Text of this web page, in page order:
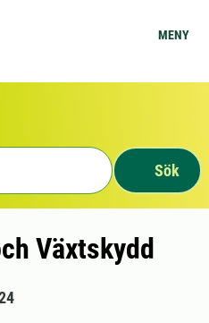
MENY
Sök
Växtskydd